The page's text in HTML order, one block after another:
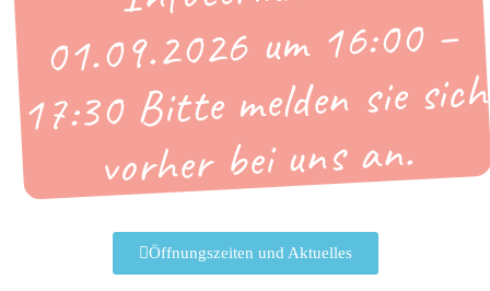
01.09.2026 um 16:00 –
17:30 Bitte melden sie sich
vorher bei uns an.
Öffnungszeiten und Aktuelles